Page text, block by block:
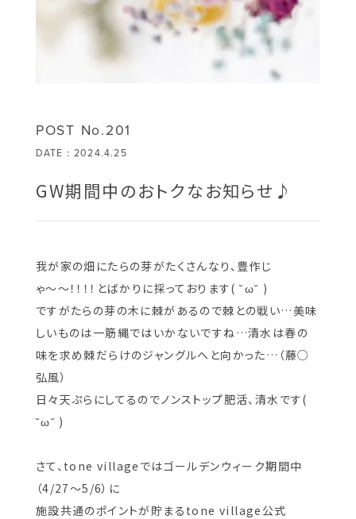
POST No.201
DATE：2024.4.25
GW期間中のおトクなお知らせ♪
我が家の畑にたらの芽がたくさんなり、豊作じ
ゃ〜〜！！！！とばかりに採っております( ˘ω˘ )
ですがたらの芽の木に棘があるので棘との戦い…美味
しいものは一筋縄ではいかないですね…清水は春の
味を求め棘だらけのジャングルへと向かった…（藤○
弘風）
日々天ぷらにしてるのでノンストップ肥活、清水です(
˘ω˘ )
さて、tone villageではゴールデンウィーク期間中
（4/27〜5/6）に
施設共通のポイントが貯まるtone village公式